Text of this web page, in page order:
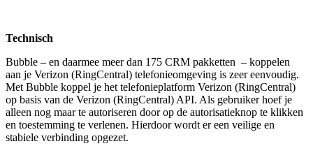
Technisch
Bubble – en daarmee meer dan 175 CRM pakketten – koppelen
aan je Verizon (RingCentral) telefonieomgeving is zeer eenvoudig.
Met Bubble koppel je het telefonieplatform Verizon (RingCentral)
op basis van de Verizon (RingCentral) API. Als gebruiker hoef je
alleen nog maar te autoriseren door op de autorisatieknop te klikken
en toestemming te verlenen. Hierdoor wordt er een veilige en
stabiele verbinding opgezet.